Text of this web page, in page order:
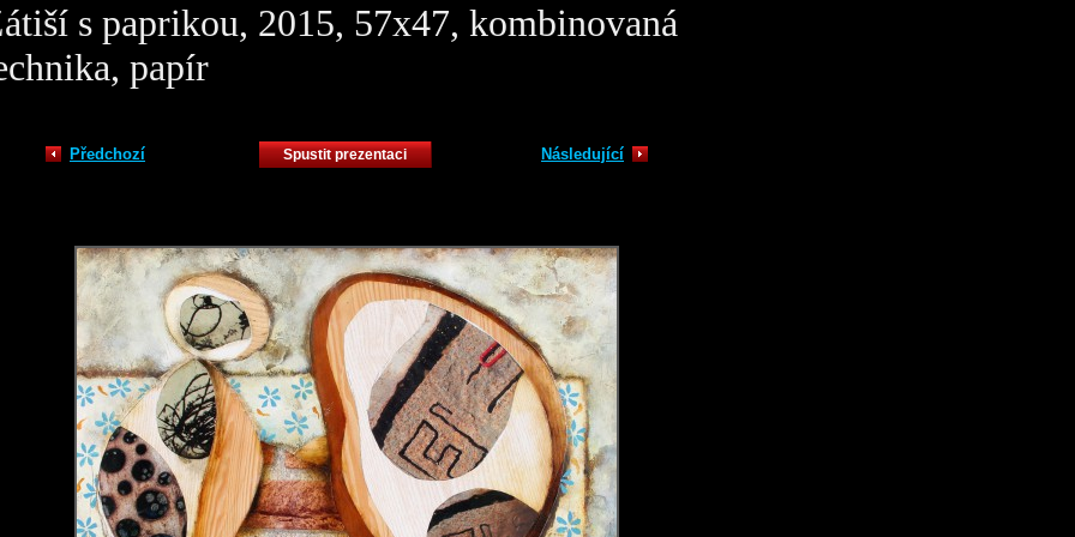
s paprikou, 2015, 57x47, kombinovaná
papír
Předchozí Spustit prezentaci Následující